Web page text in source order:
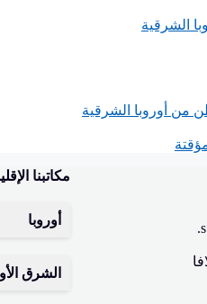
الشرقية
من أوروبا الشرقية
مكاتبنا
أوروبا
الشرق